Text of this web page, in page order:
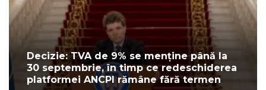
Decizie: TVA de 9% se menține până la
30 septembrie, în timp ce redeschiderea
platformei ANCPI rămâne fără termen